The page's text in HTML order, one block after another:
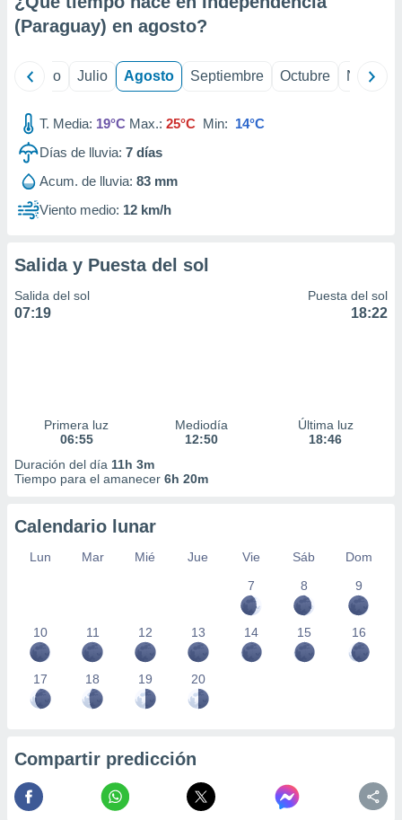
e
publicidad
publicidad
de
(Paraguay) en agosto?
Junio Julio Agosto Septiembre Octubre
T. Media: 19°C Max.: 25°C Min: 14°C
Días de lluvia: 7 días
Acum. de lluvia: 83 mm
Viento medio: 12 km/h
Salida y Puesta del sol
Salida del sol
07:19
Puesta del sol
18:22
Primera luz
06:55
Mediodía
12:50
Última luz
18:46
Duración del día 11h 3m
Tiempo para el amanecer 6h 20m
Calendario lunar
Lun Mar Mié Jue Vie Sáb
Dom
7
8 9
10 11 12 13 14 15 16
17 18 19 20
Compartir predicción